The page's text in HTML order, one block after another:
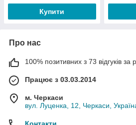
Купити
Про нас
100% позитивних з 73 відгуків за
Працює з 03.03.2014
м. Черкаси
вул. Луценка, 12, Черкаси,